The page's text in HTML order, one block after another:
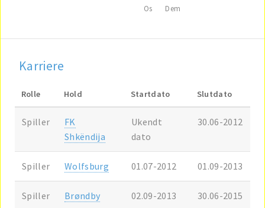
Os Dem
Karriere
Rolle Hold Startdato Slutdato
Spiller
FK
Shkëndija
Ukendt
dato
30.06-2012
Spiller Wolfsburg 01.07-2012 01.09-2013
Spiller Brøndby 02.09-2013 30.06-2015